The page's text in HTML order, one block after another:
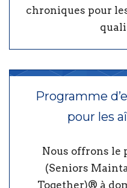
chroniques pour
Programme
pour les
Nous offrons le
(Seniors
Together)® à